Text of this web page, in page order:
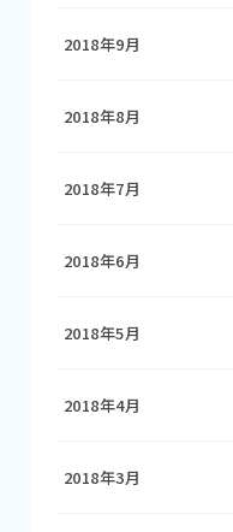
2018年9月
2018年8月
2018年7月
2018年6月
2018年5月
2018年4月
2018年3月